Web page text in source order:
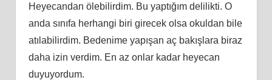
Heyecandan ölebilirdim. Bu yaptığım delilikti. O
anda sınıfa herhangi biri girecek olsa okuldan bile
atılabilirdim. Bedenime yapışan aç bakışlara biraz
daha izin verdim. En az onlar kadar heyecan
duyuyordum.